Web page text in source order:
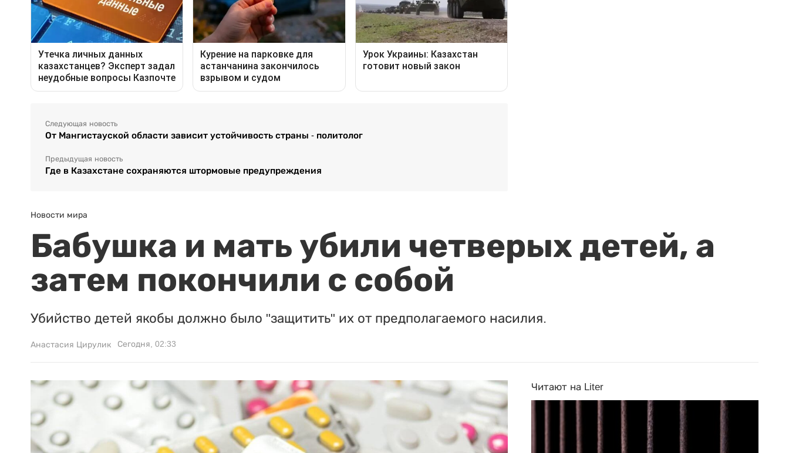
Следующая новость
От Мангистауской области зависит устойчивость страны - политолог
Предыдущая новость
Где в Казахстане сохраняются штормовые предупреждения
Новости мира
Бабушка и мать убили четверых детей, а
затем покончили с собой
Убийство детей якобы должно было "защитить" их от предполагаемого насилия.
Анастасия Цирулик Сегодня, 02:33
Читают на Liter